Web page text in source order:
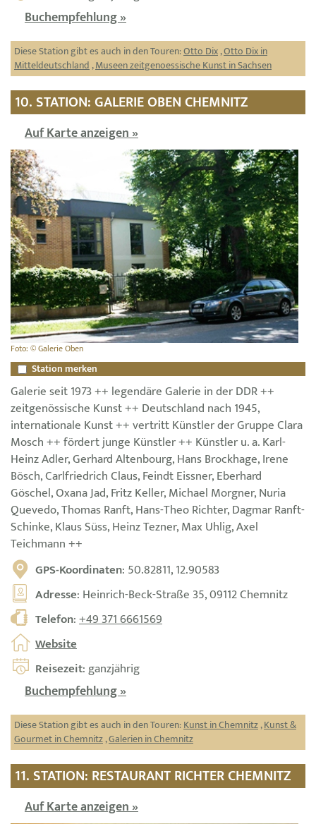
Buchempfehlung »
Diese Station gibt es auch in den Touren:Otto Dix,Otto Dix in
Mitteldeutschland,Museen zeitgenoessische Kunst in Sachsen
10. STATION: GALERIE OBEN CHEMNITZ
Auf Karte anzeigen »
Foto: © Galerie Oben
Station merken
Galerie seit 1973 ++ legendäre Galerie in der DDR ++
zeitgenössische Kunst ++ Deutschland nach 1945,
internationale Kunst ++ vertritt Künstler der Gruppe Clara
Mosch ++ fördert junge Künstler ++ Künstler u. a. Karl-
Heinz Adler, Gerhard Altenbourg, Hans Brockhage, Irene
Bösch, Carlfriedrich Claus, Feindt Eissner, Eberhard
Göschel, Oxana Jad, Fritz Keller, Michael Morgner, Nuria
Quevedo, Thomas Ranft, Hans-Theo Richter, Dagmar Ranft-
Schinke, Klaus Süss, Heinz Tezner, Max Uhlig, Axel
Teichmann ++
GPS-Koordinaten: 50.82811, 12.90583
Adresse: Heinrich-Beck-Straße 35, 09112 Chemnitz
Telefon:+49 371 6661569
Website
Reisezeit: ganzjährig
Buchempfehlung »
Diese Station gibt es auch in den Touren:Kunst in Chemnitz,Kunst &
Gourmet in Chemnitz,Galerien in Chemnitz
11. STATION: RESTAURANT RICHTER CHEMNITZ
Auf Karte anzeigen »